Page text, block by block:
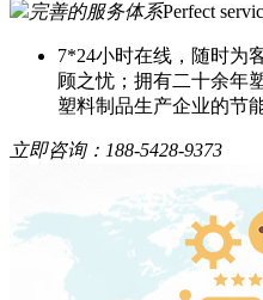
完善的服务体系Perfect
7*24小时在线，随时为
顾之忧；拥有二十余年
塑料制品生产企业的节
立即咨询： 188-5428-9373